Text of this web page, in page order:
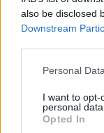
also be disclosed
Downstream
Please note that
not limited to
grant or deny
use your data for
Personal
I want to opt-
personal data.
Opted In
Komoly